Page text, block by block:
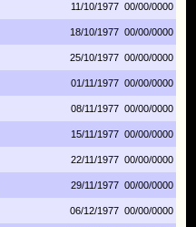
11/10/1977 00/00/0000
18/10/1977 00/00/0000
25/10/1977 00/00/0000
01/11/1977 00/00/0000
08/11/1977 00/00/0000
15/11/1977 00/00/0000
22/11/1977 00/00/0000
29/11/1977 00/00/0000
06/12/1977 00/00/0000